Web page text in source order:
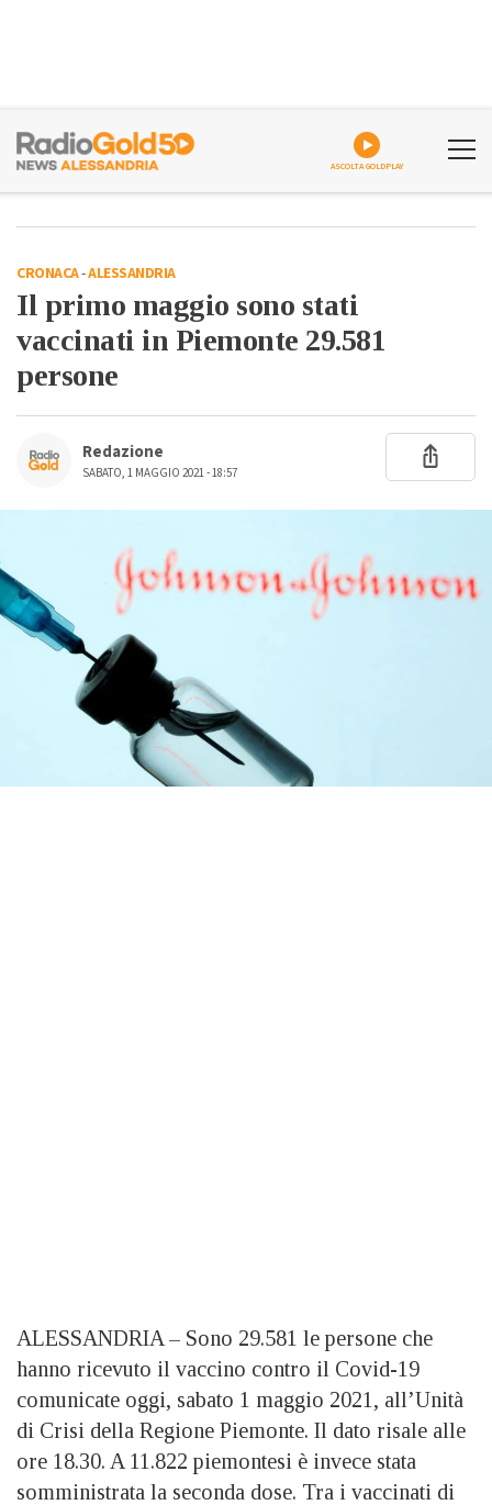
ASCOLTA GOLDPLAY
CRONACA-ALESSANDRIA
Il primo maggio sono stati
vaccinati in Piemonte 29.581
persone
Redazione
SABATO, 1 MAGGIO 2021 - 18:57
ALESSANDRIA – Sono 29.581 le persone che
hanno ricevuto il vaccino contro il Covid-19
comunicate oggi, sabato 1 maggio 2021, all’Unità
di Crisi della Regione Piemonte. Il dato risale alle
ore 18.30. A 11.822 piemontesi è invece stata
somministrata la seconda dose. Tra i vaccinati di